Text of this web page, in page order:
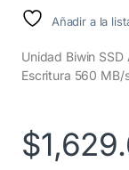
Añadir a la
Unidad Biwin
Escritura 560 MB/
$